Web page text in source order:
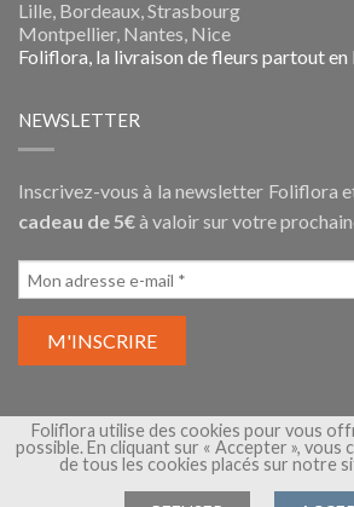
Lille, Bordeaux, Strasbourg
Montpellier, Nantes, Nice
Foliflora, la livraison de fleurs partout en
NEWSLETTER
Inscrivez-vous à la newsletter Foliflora
cadeau de 5€à valoir sur votre
Copyright 2026 ©Foliflora, livraison de
- Tous droits réservés -
Foliflora utilise des cookies pour vous
possible. En cliquant sur « Accepter », vous
de tous les cookies placés sur notre